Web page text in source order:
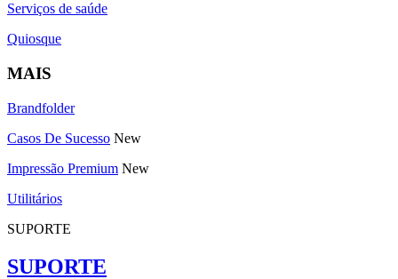
Serviços de saúde
Quiosque
MAIS
Brandfolder
Casos De Sucesso New
Impressão Premium New
Utilitários
SUPORTE
SUPORTE